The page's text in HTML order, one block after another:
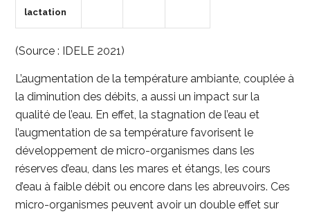
lactation
(Source : IDELE 2021)
L’augmentation de la température ambiante, couplée à
la diminution des débits, a aussi un impact sur la
qualité de l’eau. En effet, la stagnation de l’eau et
l’augmentation de sa température favorisent le
développement de micro-organismes dans les
réserves d’eau, dans les mares et étangs, les cours
d’eau à faible débit ou encore dans les abreuvoirs. Ces
micro-organismes peuvent avoir un double effet sur